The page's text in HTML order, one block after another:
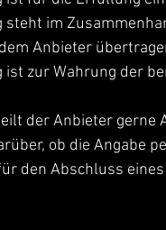
steht im
Anbieter
ist zur Wahrung der
der Anbieter gerne
ob die Angabe
den Abschluss